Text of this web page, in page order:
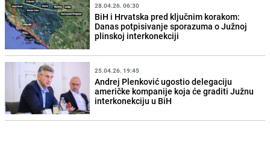
28.04.26. 06:30
BiH i Hrvatska pred ključnim korakom:
Danas potpisivanje sporazuma o Južnoj
plinskoj interkonekciji
25.04.26. 19:45
Andrej Plenković ugostio delegaciju
američke kompanije koja će graditi Južnu
interkonekciju u BiH